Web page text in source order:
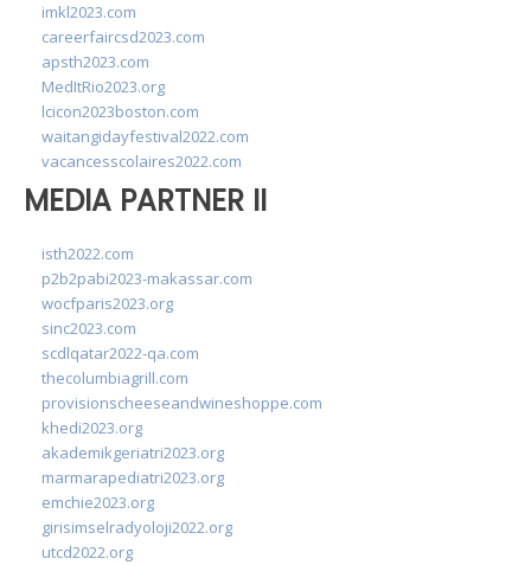
imkl2023.com
careerfaircsd2023.com
apsth2023.com
MedItRio2023.org
lcicon2023boston.com
waitangidayfestival2022.com
vacancesscolaires2022.com
MEDIA PARTNER II
isth2022.com
p2b2pabi2023-makassar.com
wocfparis2023.org
sinc2023.com
scdlqatar2022-qa.com
thecolumbiagrill.com
provisionscheeseandwineshoppe.com
khedi2023.org
akademikgeriatri2023.org
marmarapediatri2023.org
emchie2023.org
girisimselradyoloji2022.org
utcd2022.org